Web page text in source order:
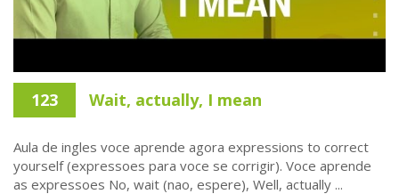
123 Wait, actually, I mean
Aula de ingles voce aprende agora expressions to correct
yourself (expressoes para voce se corrigir). Voce aprende
as expressoes No, wait (nao, espere), Well, actually ...